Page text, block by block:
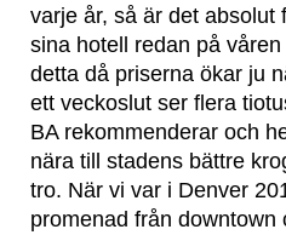
varje år, så är det absolut
sina hotell redan på
detta då priserna ökar ju
ett veckoslut ser flera
BA rekommenderar och
nära till stadens bättre
tro. När vi var i Denver
promenad från